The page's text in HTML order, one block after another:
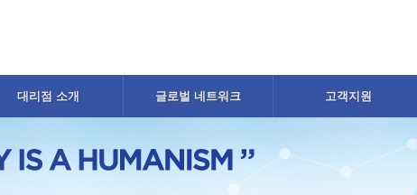
대리점 소개 글로벌 네트워크 고객지원